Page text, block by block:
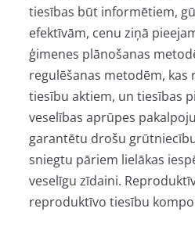
tiesības būt informētiem,
efektīvām, cenu ziņā
ģimenes plānošanas
regulēšanas metodēm,
tiesību aktiem, un tiesības
veselības aprūpes
garantētu drošu
sniegtu pāriem lielākas
veselīgu zīdaini.
reproduktīvo tiesību